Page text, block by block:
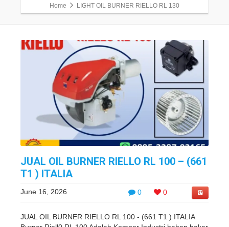
Home LIGHT OIL BURNER RIELLO RL 130
JUAL OIL BURNER RIELLO RL 100 – (661
T1 ) ITALIA
0 0
June 16, 2026
JUAL OIL BURNER RIELLO RL 100 - (661 T1 ) ITALIA